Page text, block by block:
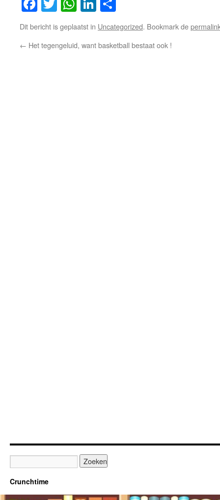
Dit bericht is geplaatst in Uncategorized. Bookmark de
← Het tegengeluid, want basketball bestaat ook !
Crunchtime